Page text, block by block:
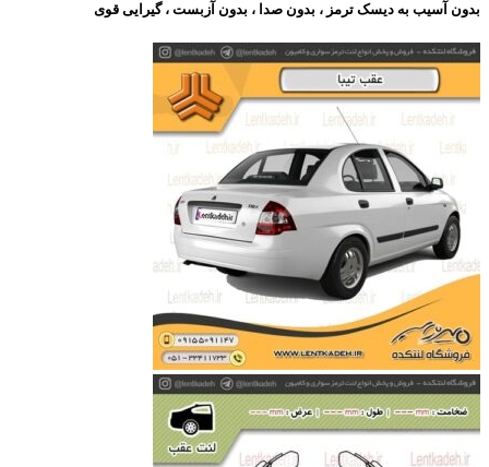
بدون آسیب به دیسک ترمز ، بدون صدا ، بدون آزبست ، گیرایی قوی​